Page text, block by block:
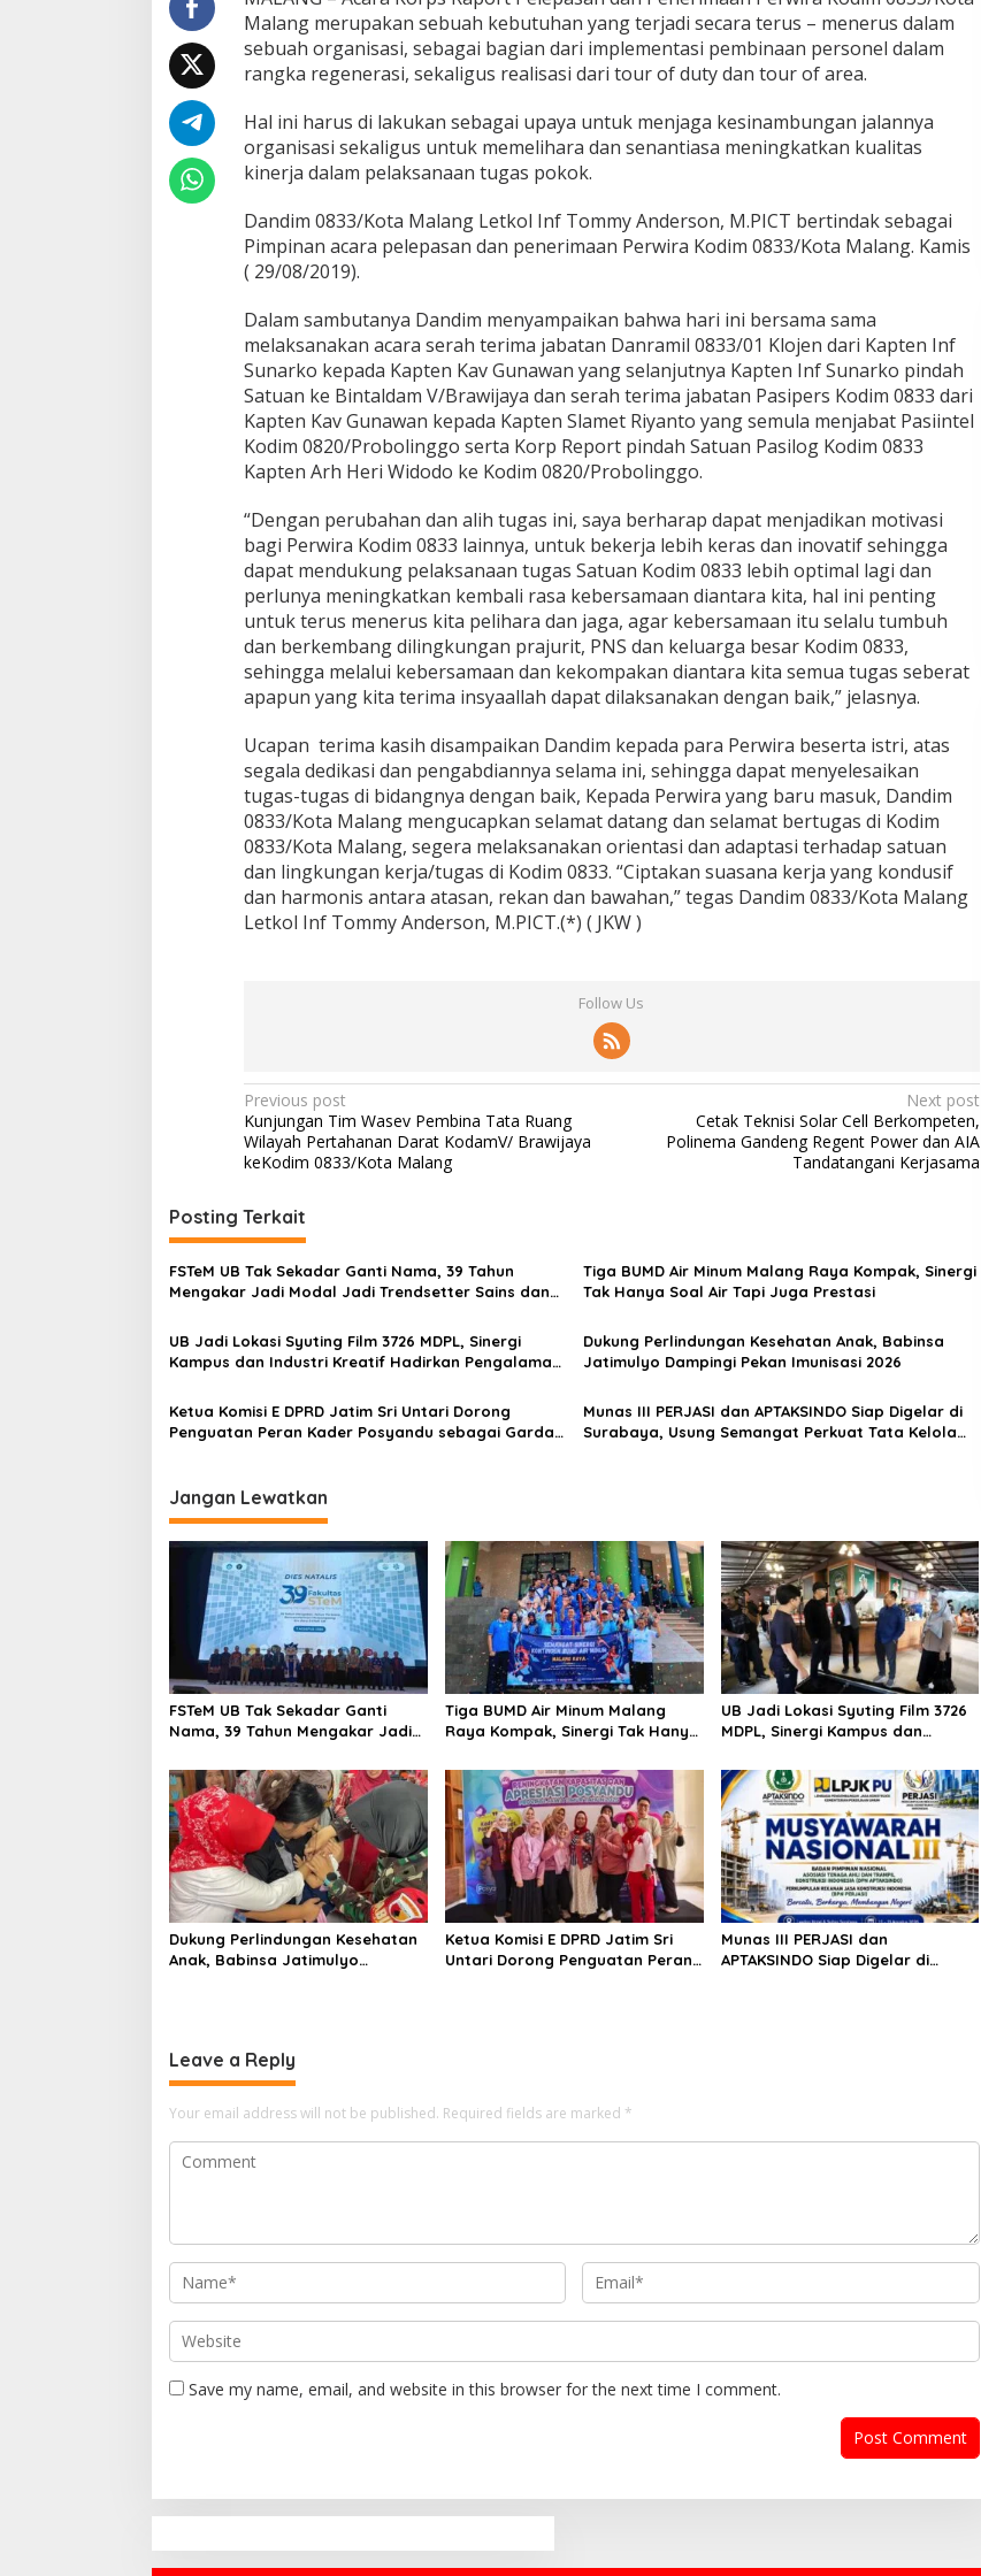
e
a
a
b
t
a
n
P
r
w
i
r
a
K
o
d
0
8
3
3
/
K
o
t
a
l
a
n
g
Malang merupakan sebuah kebutuhan yang terjadi secara terus – menerus dalam
sebuah organisasi, sebagai bagian dari implementasi pembinaan personel dalam
rangka regenerasi, sekaligus realisasi dari tour of duty dan tour of area.
Hal ini harus di lakukan sebagai upaya untuk menjaga kesinambungan jalannya
organisasi sekaligus untuk memelihara dan senantiasa meningkatkan kualitas
kinerja dalam pelaksanaan tugas pokok.
Dandim 0833/Kota Malang Letkol Inf Tommy Anderson, M.PICT bertindak sebagai
Pimpinan acara pelepasan dan penerimaan Perwira Kodim 0833/Kota Malang. Kamis
( 29/08/2019).
Dalam sambutanya Dandim menyampaikan bahwa hari ini bersama sama
melaksanakan acara serah terima jabatan Danramil 0833/01 Klojen dari Kapten Inf
Sunarko kepada Kapten Kav Gunawan yang selanjutnya Kapten Inf Sunarko pindah
Satuan ke Bintaldam V/Brawijaya dan serah terima jabatan Pasipers Kodim 0833 dari
Kapten Kav Gunawan kepada Kapten Slamet Riyanto yang semula menjabat Pasiintel
Kodim 0820/Probolinggo serta Korp Report pindah Satuan Pasilog Kodim 0833
Kapten Arh Heri Widodo ke Kodim 0820/Probolinggo.
“Dengan perubahan dan alih tugas ini, saya berharap dapat menjadikan motivasi
bagi Perwira Kodim 0833 lainnya, untuk bekerja lebih keras dan inovatif sehingga
dapat mendukung pelaksanaan tugas Satuan Kodim 0833 lebih optimal lagi dan
perlunya meningkatkan kembali rasa kebersamaan diantara kita, hal ini penting
untuk terus menerus kita pelihara dan jaga, agar kebersamaan itu selalu tumbuh
dan berkembang dilingkungan prajurit, PNS dan keluarga besar Kodim 0833,
sehingga melalui kebersamaan dan kekompakan diantara kita semua tugas seberat
apapun yang kita terima insyaallah dapat dilaksanakan dengan baik,” jelasnya.
Ucapan terima kasih disampaikan Dandim kepada para Perwira beserta istri, atas
segala dedikasi dan pengabdiannya selama ini, sehingga dapat menyelesaikan
tugas-tugas di bidangnya dengan baik, Kepada Perwira yang baru masuk, Dandim
0833/Kota Malang mengucapkan selamat datang dan selamat bertugas di Kodim
0833/Kota Malang, segera melaksanakan orientasi dan adaptasi terhadap satuan
dan lingkungan kerja/tugas di Kodim 0833. “Ciptakan suasana kerja yang kondusif
dan harmonis antara atasan, rekan dan bawahan,” tegas Dandim 0833/Kota Malang
Letkol Inf Tommy Anderson, M.PICT.(*) ( JKW )
Follow Us
P
o
s
t
n
a
v
i
g
t
o
n
Previous post
Kunjungan Tim Wasev Pembina Tata Ruang
Wilayah Pertahanan Darat KodamV/ Brawijaya
keKodim 0833/Kota Malang
Next post
Cetak Teknisi Solar Cell Berkompeten,
Polinema Gandeng Regent Power dan AIA
Tandatangani Kerjasama
Posting Terkait
FSTeM UB Tak Sekadar Ganti Nama, 39 Tahun
Mengakar Jadi Modal Jadi Trendsetter Sains dan
Tiga BUMD Air Minum Malang Raya Kompak, Sinergi
Tak Hanya Soal Air Tapi Juga Prestasi
UB Jadi Lokasi Syuting Film 3726 MDPL, Sinergi
Kampus dan Industri Kreatif Hadirkan Pengalaman
Dukung Perlindungan Kesehatan Anak, Babinsa
Jatimulyo Dampingi Pekan Imunisasi 2026
Ketua Komisi E DPRD Jatim Sri Untari Dorong
Penguatan Peran Kader Posyandu sebagai Garda
Munas III PERJASI dan APTAKSINDO Siap Digelar di
Surabaya, Usung Semangat Perkuat Tata Kelola
Jangan Lewatkan
FSTeM UB Tak Sekadar Ganti
Nama, 39 Tahun Mengakar Jadi
dan Teknologi
Tiga BUMD Air Minum Malang
Raya Kompak, Sinergi Tak Hanya
UB Jadi Lokasi Syuting Film 3726
MDPL, Sinergi Kampus dan
Pengalaman Nyata bagi
Mahasiswa
Dukung Perlindungan Kesehatan
Anak, Babinsa Jatimulyo
Ketua Komisi E DPRD Jatim Sri
Untari Dorong Penguatan Peran
Munas III PERJASI dan
APTAKSINDO Siap Digelar di
Leave a Reply
Your email address will not be published. Required fields are marked *
Save my name, email, and website in this browser for the next time I comment.